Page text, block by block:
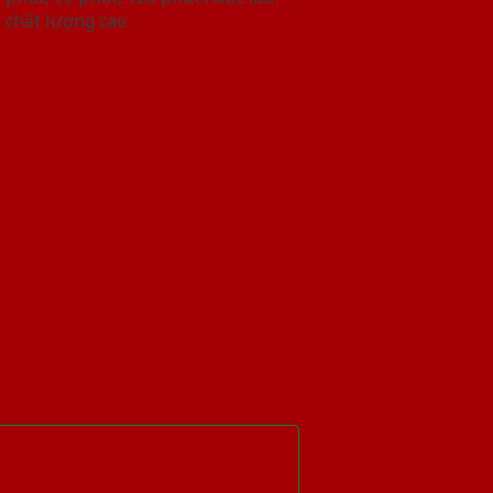
chất lượng cao.